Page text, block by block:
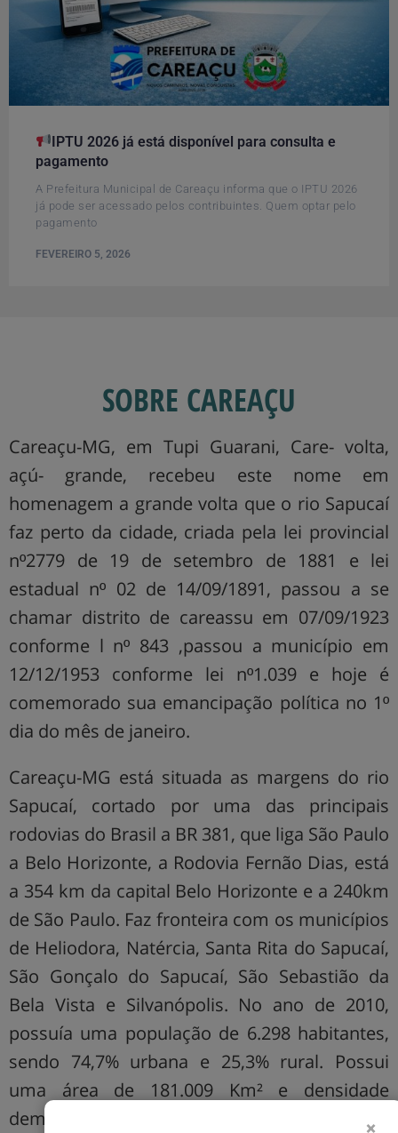
IPTU 2026 já está disponível para consulta e
pagamento
A Prefeitura Municipal de Careaçu informa que o IPTU 2026
já pode ser acessado pelos contribuintes. Quem optar pelo
pagamento
FEVEREIRO 5, 2026
SOBRE CAREAÇU
Careaçu-MG, em Tupi Guarani, Care- volta,
açú- grande, recebeu este nome em
homenagem a grande volta que o rio Sapucaí
faz perto da cidade, criada pela lei provincial
nº2779 de 19 de setembro de 1881 e lei
estadual nº 02 de 14/09/1891, passou a se
chamar distrito de careassu em 07/09/1923
conforme l nº 843 ,passou a município em
12/12/1953 conforme lei nº1.039 e hoje é
comemorado sua emancipação política no 1º
dia do mês de janeiro.
Careaçu-MG está situada as margens do rio
Sapucaí, cortado por uma das principais
rodovias do Brasil a BR 381, que liga São Paulo
a Belo Horizonte, a Rodovia Fernão Dias, está
a 354 km da capital Belo Horizonte e a 240km
de São Paulo. Faz fronteira com os municípios
de Heliodora, Natércia, Santa Rita do Sapucaí,
São Gonçalo do Sapucaí, São Sebastião da
Bela Vista e Silvanópolis. No ano de 2010,
possuía uma população de 6.298 habitantes,
sendo 74,7% urbana e 25,3% rural. Possui
uma área de 181.009 Km² e densidade
demográfica de 34,79hab/Km², está a 801m
×